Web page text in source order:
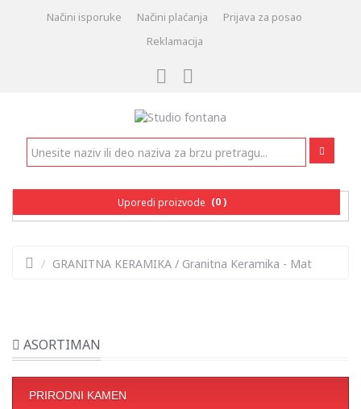
Načini isporuke Načini plaćanja
Prijava za posao
Reklamacija
Uporedi proizvode (0 )
/ GRANITNA KERAMIKA / Granitna Keramika - Mat
ASORTIMAN
PRIRODNI KAMEN